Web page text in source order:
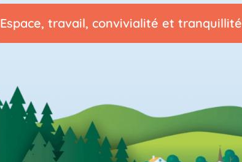
Espace, travail, convivialité et tranquillité